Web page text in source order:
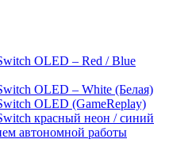
OLED – Red / Blue
OLED – White (Белая)
OLED (GameReplay)
красный неон / синий
автономной работы